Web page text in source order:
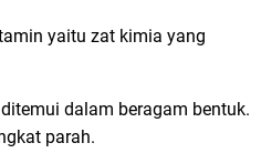
yaitu zat kimia yang
dalam beragam bentuk.
parah.